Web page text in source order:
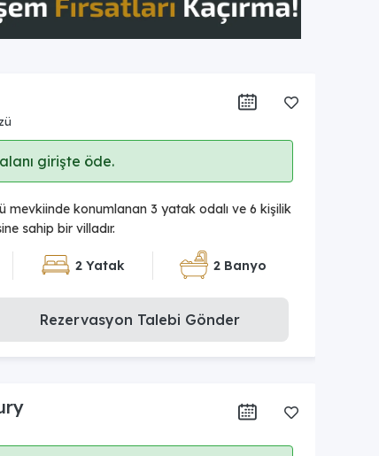
girişte öde.
mevkiinde konumlanan 3 yatak odalı ve 6 kişilik
sahip bir villadır.
2 Yatak 2 Banyo
Rezervasyon Talebi Gönder